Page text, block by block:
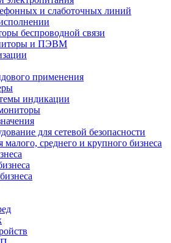
и слаботочных линий
беспроводной связи
и ПЭВМ
применения
индикации
для сетевой безопасности
среднего и крупного бизнеса